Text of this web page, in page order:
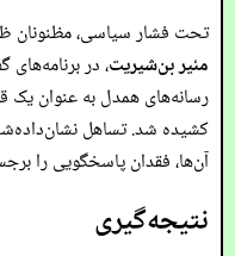
تحت فشار سیاسی، مظنونان
مئیر بن‌شیریت، در
رسانه‌های همدل به عنوان یک
کشیده شد. تساهل
آن‌ها، فقدان پاسخگویی را
نتیجه‌گیری